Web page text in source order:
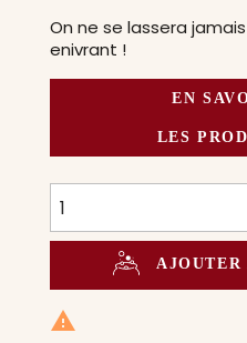
On ne se lassera
enivrant !
EN
LES
AJOUTER
